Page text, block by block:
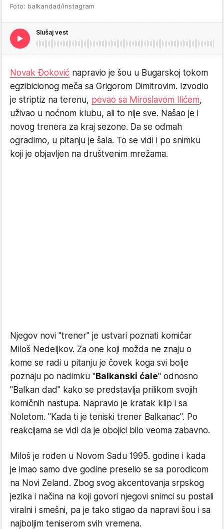
Foto: balkandad/instagram
Slušaj vest
Novak Đoković napravio je šou u Bugarskoj tokom
egzibicionog meča sa Grigorom Dimitrovim. Izvodio
je striptiz na terenu, pevao sa Miroslavom Ilićem,
uživao u noćnom klubu, ali to nije sve. Našao je i
novog trenera za kraj sezone. Da se odmah
ogradimo, u pitanju je šala. To se vidi i po snimku
koji je objavljen na društvenim mrežama.
Njegov novi "trener" je ustvari poznati komičar
Miloš Nedeljkov. Za one koji možda ne znaju o
kome se radi u pitanju je čovek koga svi bolje
poznaju po nadimku "Balkanski ćale" odnosno
"Balkan dad" kako se predstavlja prilikom svojih
komičnih nastupa. Napravio je kratak klip i sa
Noletom. "Kada ti je teniski trener Balkanac". Po
reakcijama se vidi da je obojici bilo veoma zabavno.
Miloš je rođen u Novom Sadu 1995. godine i kada
je imao samo dve godine preselio se sa porodicom
na Novi Zeland. Zbog svog akcentovanja srpskog
jezika i načina na koji govori njegovi snimci su postali
viralni i smešni, pa je tako stigao da napravi šou i sa
najboljim teniserom svih vremena.